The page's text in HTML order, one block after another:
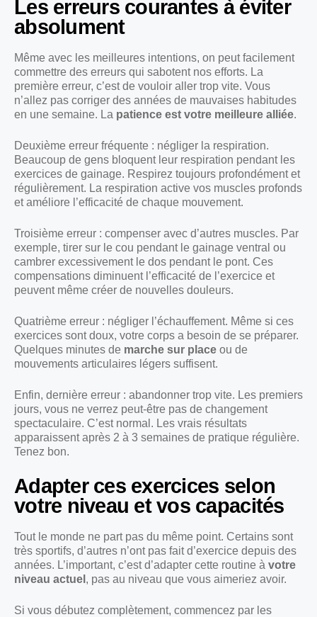
Les erreurs courantes à éviter
absolument
Même avec les meilleures intentions, on peut facilement
commettre des erreurs qui sabotent nos efforts. La
première erreur, c’est de vouloir aller trop vite. Vous
n’allez pas corriger des années de mauvaises habitudes
en une semaine. La patience est votre meilleure alliée.
Deuxième erreur fréquente : négliger la respiration.
Beaucoup de gens bloquent leur respiration pendant les
exercices de gainage. Respirez toujours profondément et
régulièrement. La respiration active vos muscles profonds
et améliore l’efficacité de chaque mouvement.
Troisième erreur : compenser avec d’autres muscles. Par
exemple, tirer sur le cou pendant le gainage ventral ou
cambrer excessivement le dos pendant le pont. Ces
compensations diminuent l’efficacité de l’exercice et
peuvent même créer de nouvelles douleurs.
Quatrième erreur : négliger l’échauffement. Même si ces
exercices sont doux, votre corps a besoin de se préparer.
Quelques minutes de marche sur place ou de
mouvements articulaires légers suffisent.
Enfin, dernière erreur : abandonner trop vite. Les premiers
jours, vous ne verrez peut-être pas de changement
spectaculaire. C’est normal. Les vrais résultats
apparaissent après 2 à 3 semaines de pratique régulière.
Tenez bon.
Adapter ces exercices selon
votre niveau et vos capacités
Tout le monde ne part pas du même point. Certains sont
très sportifs, d’autres n’ont pas fait d’exercice depuis des
années. L’important, c’est d’adapter cette routine à votre
niveau actuel , pas au niveau que vous aimeriez avoir.
Si vous débutez complètement, commencez par les